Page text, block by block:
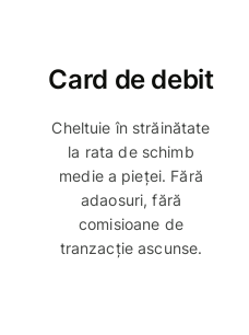
Card de debit
Cheltuie în străinătate
la rata de schimb
medie a pieței. Fără
adaosuri, fără
comisioane de
tranzacție ascunse.